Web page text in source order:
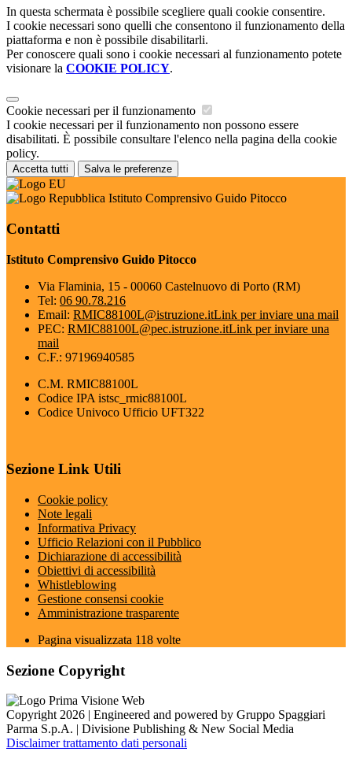
In questa schermata è possibile scegliere quali cookie consentire.
I cookie necessari sono quelli che consentono il funzionamento della
piattaforma e non è possibile disabilitarli.
Per conoscere quali sono i cookie necessari al funzionamento potete
visionare la COOKIE POLICY.
Cookie necessari per il funzionamento
I cookie necessari per il funzionamento non possono essere
disabilitati. È possibile consultare l'elenco nella pagina della cookie
policy.
Accetta tutti Salva le preferenze
Istituto Comprensivo Guido Pitocco
Contatti
Istituto Comprensivo Guido Pitocco
Via Flaminia, 15 - 00060 Castelnuovo di Porto (RM)
Tel: 06 90.78.216
Email: RMIC88100L@istruzione.itLink per inviare una mail
PEC: RMIC88100L@pec.istruzione.itLink per inviare una
mail
C.F.: 97196940585
C.M. RMIC88100L
Codice IPA istsc_rmic88100L
Codice Univoco Ufficio UFT322
Sezione Link Utili
Cookie policy
Note legali
Informativa Privacy
Ufficio Relazioni con il Pubblico
Dichiarazione di accessibilità
Obiettivi di accessibilità
Whistleblowing
Gestione consensi cookie
Amministrazione trasparente
Pagina visualizzata 118 volte
Sezione Copyright
Copyright 2026 | Engineered and powered by Gruppo Spaggiari
Parma S.p.A. | Divisione Publishing & New Social Media
Disclaimer trattamento dati personali